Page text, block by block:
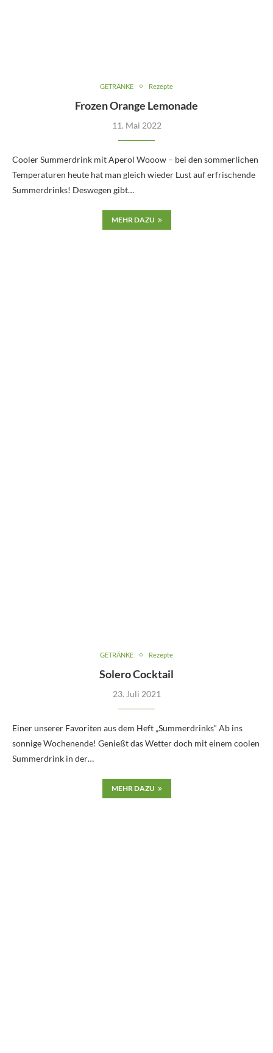
GETRÄNKE Rezepte
Frozen Orange Lemonade
11. Mai 2022
Cooler Summerdrink mit Aperol Wooow – bei den sommerlichen
Temperaturen heute hat man gleich wieder Lust auf erfrischende
Summerdrinks! Deswegen gibt…
MEHR DAZU
GETRÄNKE Rezepte
Solero Cocktail
23. Juli 2021
Einer unserer Favoriten aus dem Heft „Summerdrinks“ Ab ins
sonnige Wochenende! Genießt das Wetter doch mit einem coolen
Summerdrink in der…
MEHR DAZU